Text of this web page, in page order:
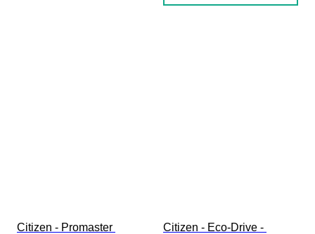
Citizen - Promaster
Citizen - Eco-Drive -